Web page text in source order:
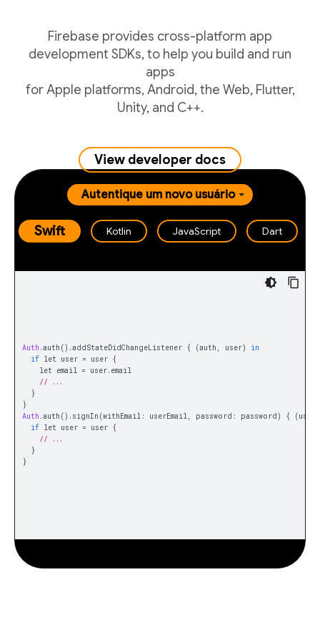
Firebase provides cross-platform app
development SDKs, to help you build and run
apps
for Apple platforms, Android, the Web, Flutter,
Unity, and C++.
View developer docs